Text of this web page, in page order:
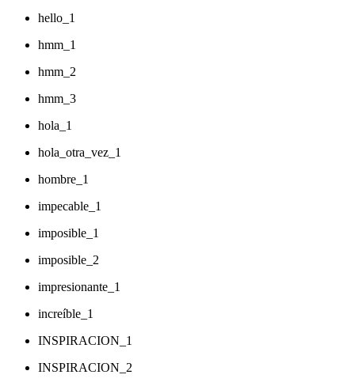
hello_1
hmm_1
hmm_2
hmm_3
hola_1
hola_otra_vez_1
hombre_1
impecable_1
imposible_1
imposible_2
impresionante_1
increíble_1
INSPIRACION_1
INSPIRACION_2